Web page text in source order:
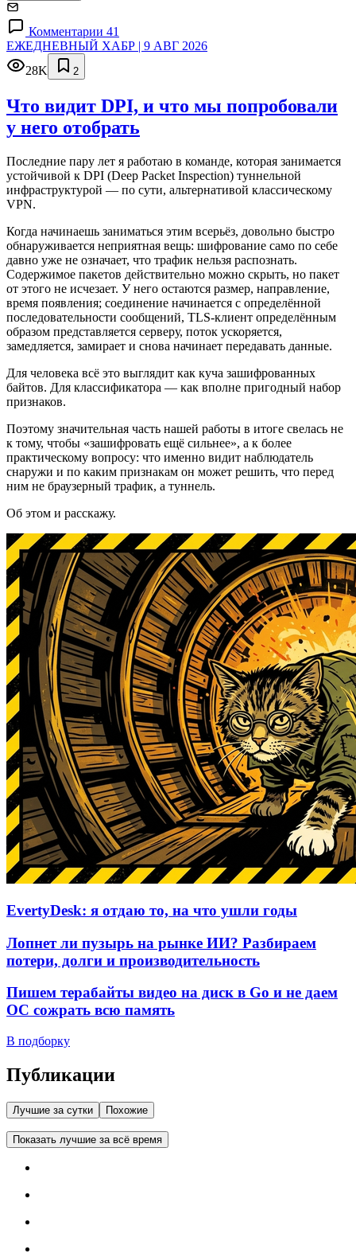
Комментарии 41
ЕЖЕДНЕВНЫЙ ХАБР | 9 АВГ 2026
28K
2
Что видит DPI, и что мы попробовали
у него отобрать
Последние пару лет я работаю в команде, которая занимается
устойчивой к DPI (Deep Packet Inspection) туннельной
инфраструктурой — по сути, альтернативой классическому
VPN.
Когда начинаешь заниматься этим всерьёз, довольно быстро
обнаруживается неприятная вещь: шифрование само по себе
давно уже не означает, что трафик нельзя распознать.
Содержимое пакетов действительно можно скрыть, но пакет
от этого не исчезает. У него остаются размер, направление,
время появления; соединение начинается с определённой
последовательности сообщений, TLS-клиент определённым
образом представляется серверу, поток ускоряется,
замедляется, замирает и снова начинает передавать данные.
Для человека всё это выглядит как куча зашифрованных
байтов. Для классификатора — как вполне пригодный набор
признаков.
Поэтому значительная часть нашей работы в итоге свелась не
к тому, чтобы «зашифровать ещё сильнее», а к более
практическому вопросу: что именно видит наблюдатель
снаружи и по каким признакам он может решить, что перед
ним не браузерный трафик, а туннель.
Об этом и расскажу.
EvertyDesk: я отдаю то, на что ушли годы
Лопнет ли пузырь на рынке ИИ? Разбираем
потери, долги и производительность
Пишем терабайты видео на диск в Go и не даем
ОС сожрать всю память
В подборку
Публикации
Лучшие за сутки Похожие
Показать лучшие за всё время